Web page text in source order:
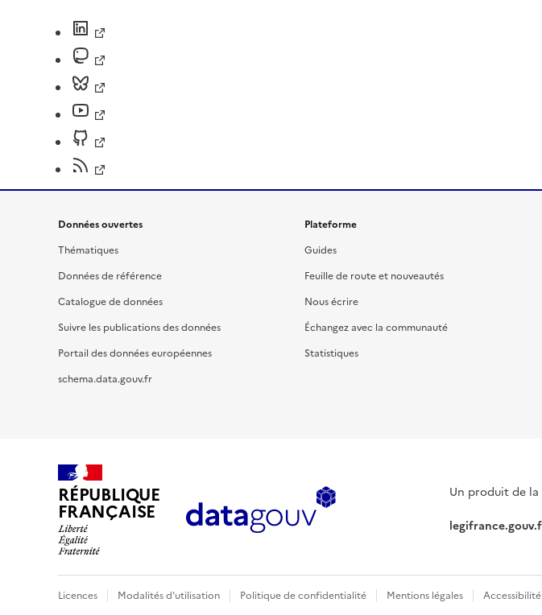
Données ouvertes
Thématiques
Données de référence
Catalogue de données
Suivre les publications des données
Portail des données européennes
schema.data.gouv.fr
Plateforme
Guides
Feuille de route et nouveautés
Nous écrire
Échangez avec la communauté
Statistiques
RÉPUBLIQUE
FRANÇAISE
Un produit de
Licences Modalités d'utilisation Politique de confidentialité Mentions légales